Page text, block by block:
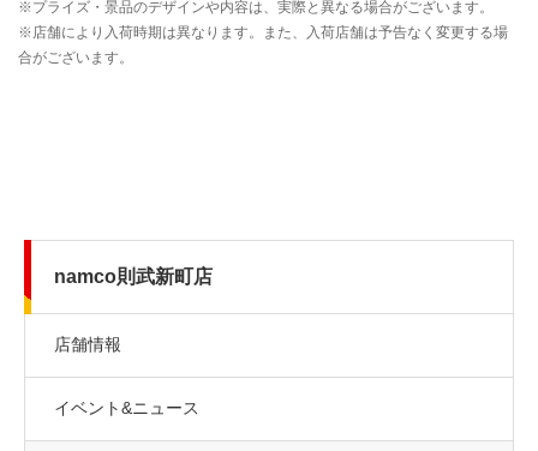
namco則武新町店
店舗情報
イベント&ニュース